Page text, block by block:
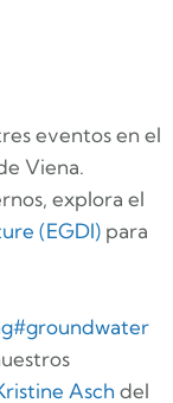
eventos en el
Viena.
explora el
(EGDI) para
#groundwater
Asch del